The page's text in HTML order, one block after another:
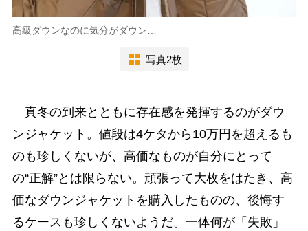
高級ダウンなのに気分がダウン…
写真2枚
真冬の到来とともに存在感を発揮するのがダウ
ンジャケット。値段は4ケタから10万円を超えるも
のも珍しくないが、高価なものが自分にとって
の“正解”とは限らない。頑張って大枚をはたき、高
価なダウンジャケットを購入したものの、後悔す
るケースも珍しくないようだ。一体何が「失敗」